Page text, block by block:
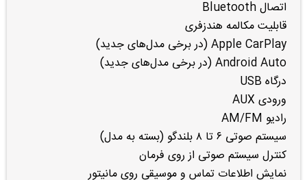
اتصال Bluetooth
قابلیت مکالمه هندزفری
Apple CarPlay (در برخی مدل‌های جدید)
Android Auto (در برخی مدل‌های جدید)
درگاه USB
ورودی AUX
رادیو AM/FM
سیستم صوتی ۶ تا ۸ بلندگو (بسته به مدل)
کنترل سیستم صوتی از روی فرمان
نمایش اطلاعات تماس و موسیقی روی مانیتور